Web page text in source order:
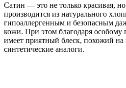
Сатин — это не только красивая,
производится из натурального
гипоаллергенным и безопасным
кожи. При этом благодаря особому
имеет приятный блеск, похожий на
синтетические аналоги.